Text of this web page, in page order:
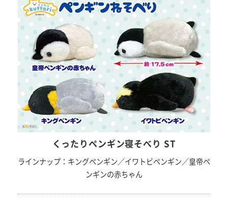
くったりペンギン寝そべり ST
ラインナップ：キングペンギン／イワトビペンギン／皇帝ペ
ンギンの赤ちゃん